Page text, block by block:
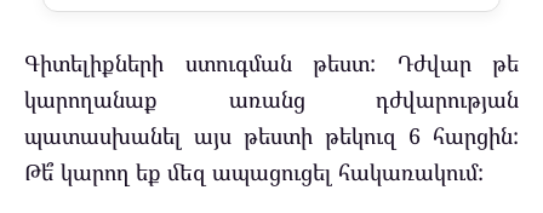
Գիտելիքների ստուգման թեստ: Դժվար թե
կարողանաք առանց դժվարության
պատասխանել այս թեստի թեկուզ 6 հարցին:
Թե՞ կարող եք մեզ ապացուցել հակառակում: